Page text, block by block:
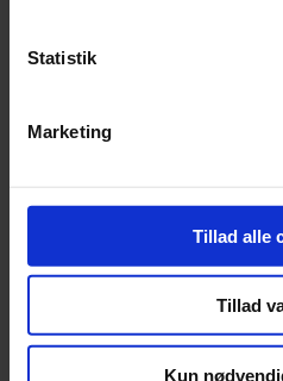
Statistik
Marketing
Tillad alle
Tillad
Kun
Associeret partner, Ph.d., Cert.
Advokaters Tech Team
+45 63 14 45 11